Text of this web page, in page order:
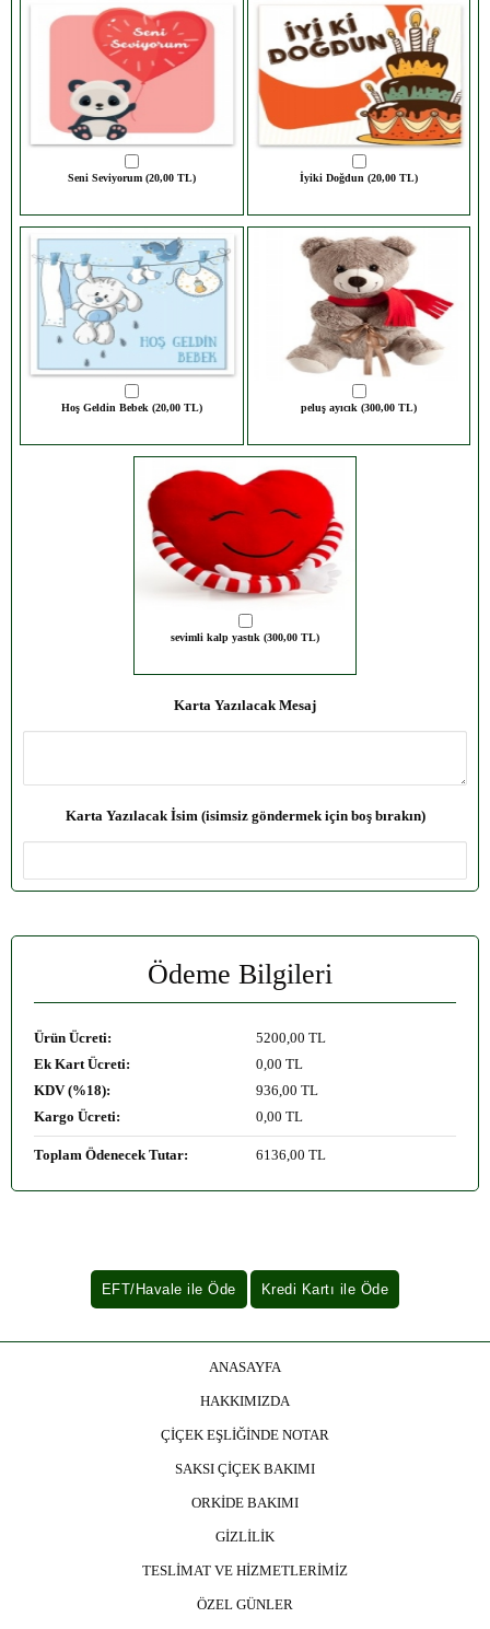
Seni Seviyorum (20,00 TL) İyiki Doğdun (20,00 TL)
Hoş Geldin Bebek (20,00 TL) peluş ayıcık (300,00 TL)
sevimli kalp yastık (300,00 TL)
Karta Yazılacak Mesaj
Karta Yazılacak İsim (isimsiz göndermek için boş bırakın)
Ödeme Bilgileri
Ürün Ücreti: 5200,00 TL
Ek Kart Ücreti:
0,00 TL
KDV (%18):
936,00 TL
Kargo Ücreti:
0,00 TL
Toplam Ödenecek Tutar: 6136,00 TL
ANASAYFA
HAKKIMIZDA
ÇİÇEK EŞLİĞİNDE NOTAR
SAKSI ÇİÇEK BAKIMI
ORKİDE BAKIMI
GİZLİLİK
TESLİMAT VE HİZMETLERİMİZ
ÖZEL GÜNLER